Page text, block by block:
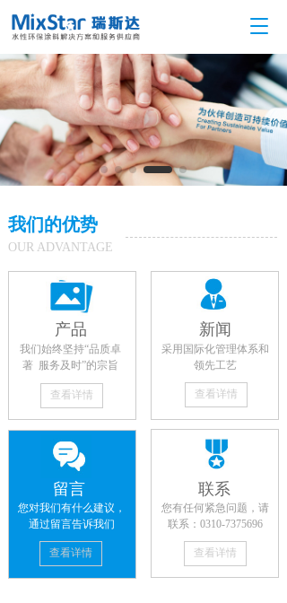
T
g
g
l
e
n
a
i
t
o
我们的优势
OUR ADVANTAGE
查看详情
产品
我们始终坚持“品质卓
著  服务及时”的宗旨
新闻
采用国际化管理体系和
领先工艺
查看详情
联系
您有任何紧急问题，请
联系：0310-7375696
查看详情
留言
您对我们有什么建议，
通过留言告诉我们
查看详情